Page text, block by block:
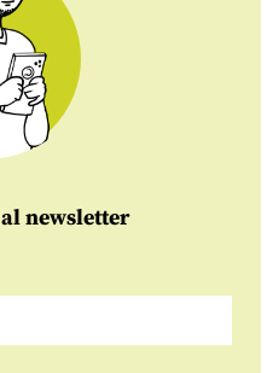
al newsletter